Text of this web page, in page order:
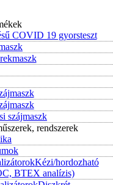
COVID 19 gyorsteszt
szájmaszk
rendszerek
Kézi/hordozható
BTEX analízis)